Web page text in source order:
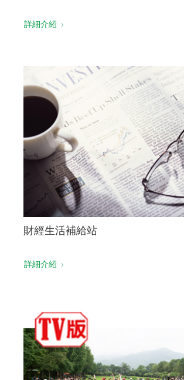
詳細介紹
財經生活補給站
詳細介紹